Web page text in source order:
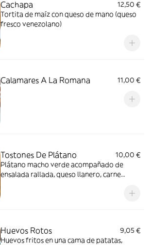
Cachapa
12,50 €
Tortita de maíz con queso de mano (queso
fresco venezolano)
Calamares A La Romana 11,00 €
Tostones De Plátano
10,00 €
Plátano macho verde acompañado de
ensalada rallada, queso llanero, carne
Huevos Rotos
9,05 €
Huevos fritos en una cama de patatas,